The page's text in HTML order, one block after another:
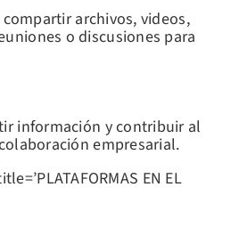
archivos, videos,
o discusiones para
información y contribuir al
empresarial.
EN EL